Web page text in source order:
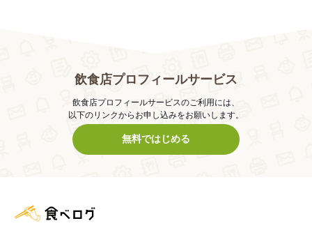
飲食店プロフィールサービス
飲食店プロフィールサービスのご利用には、
以下のリンクからお申し込みをお願いします。
無料ではじめる